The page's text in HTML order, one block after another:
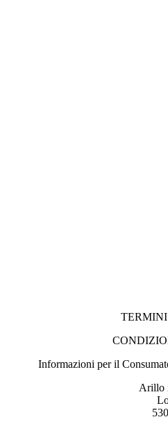
Informazioni per il
Arillo